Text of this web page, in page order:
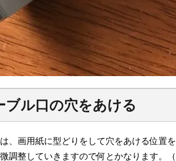
ブル口の穴をあける
、画用紙に型どりをして穴をあける位置
調整していきますので何とかなります。